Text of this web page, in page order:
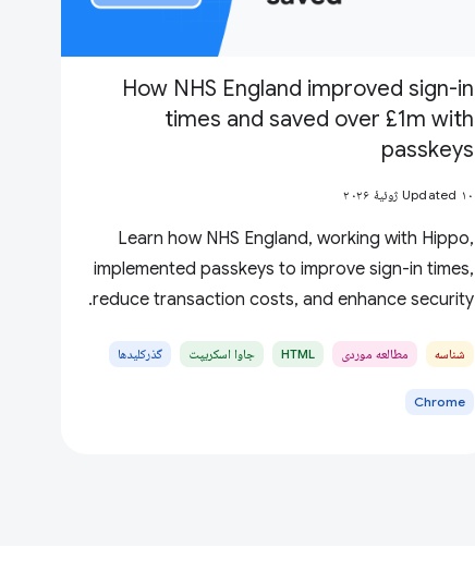
How NHS England improved sign-in
times and saved over £1m with
passkeys
Updated ۱۰ ژوئیهٔ ۲۰۲۶
Learn how NHS England, working with Hippo,
implemented passkeys to improve sign-in times,
reduce transaction costs, and enhance security.
شناسه مطالعه موردی HTML جاوا اسکریپت گذرکلیدها
Chrome